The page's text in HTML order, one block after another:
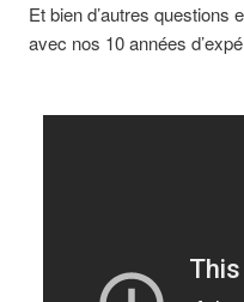
Et bien d’autres questions
avec nos 10 années